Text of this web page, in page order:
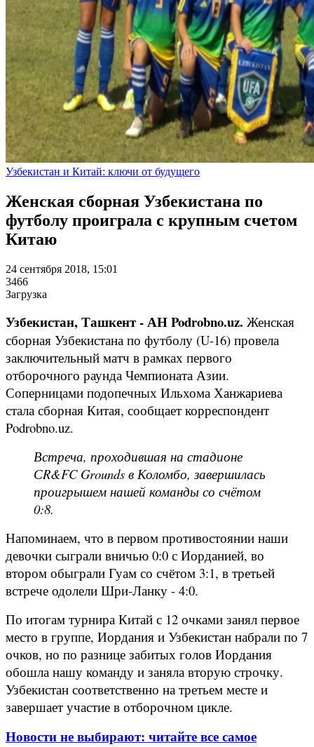
Узбекистан и Китай: ключи от будущего
Женская сборная Узбекистана по
футболу проиграла с крупным счетом
Китаю
24 сентября 2018, 15:01
3466
Загрузка
Узбекистан, Ташкент - АН Podrobno.uz. Женская
сборная Узбекистана по футболу (U-16) провела
заключительный матч в рамках первого
отборочного раунда Чемпионата Азии.
Соперницами подопечных Ильхома Ханжариева
стала сборная Китая, сообщает корреспондент
Podrobno.uz.
Встреча, проходившая на стадионе
СR&FC Grounds в Коломбо, завершилась
проигрышем нашей команды со счётом
0:8.
Напоминаем, что в первом противостоянии наши
девочки сыграли вничью 0:0 с Иорданией, во
втором обыграли Гуам со счётом 3:1, в третьей
встрече одолели Шри-Ланку - 4:0.
По итогам турнира Китай с 12 очками занял первое
место в группе, Иордания и Узбекистан набрали по 7
очков, но по разнице забитых голов Иордания
обошла нашу команду и заняла вторую строчку.
Узбекистан соответственно на третьем месте и
завершает участие в отборочном цикле.
Новости не выбирают: читайте все самое